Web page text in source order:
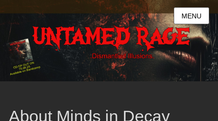
MENU
About Minds in Decay